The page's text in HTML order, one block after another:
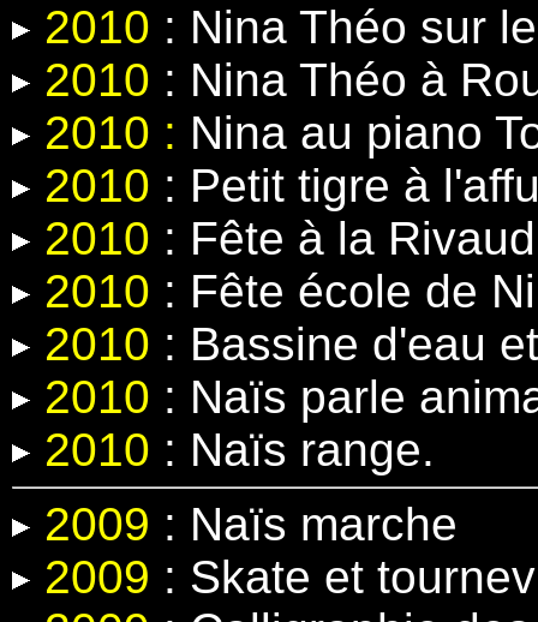
2010 : Nina Théo sur
2010 : Nina Théo à
2010 : Nina au piano
2010 : Petit tigre à
2010 : Fête à la
2010 : Fête école de
2010 : Bassine d'eau
2010 : Naïs parle
2010 : Naïs range.
2009 : Naïs marche
2009 : Skate et